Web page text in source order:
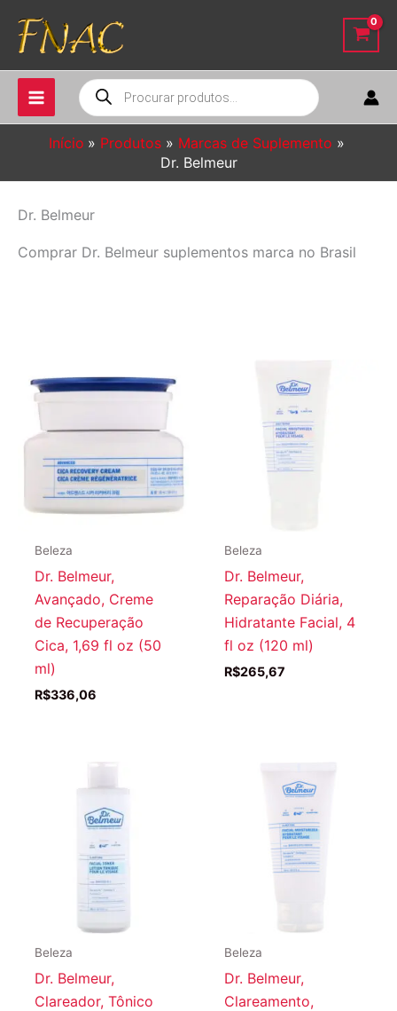
para
conteúdo
Pesquisar
produtos
Início Produtos
Marcas de Suplemento
Dr. Belmeur
Dr. Belmeur
Comprar Dr. Belmeur suplementos marca no Brasil
Beleza
Dr. Belmeur,
Avançado, Creme
de Recuperação
Cica, 1,69 fl oz (50
ml)
R$336,06
Beleza
Dr. Belmeur,
Reparação Diária,
Hidratante Facial, 4
fl oz (120 ml)
R$265,67
Beleza
Dr. Belmeur,
Clareador, Tônico
Beleza
Dr. Belmeur,
Clareamento,